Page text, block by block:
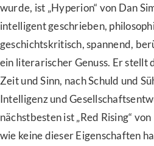
wurde, ist „Hyperion“ von Dan
intelligent geschrieben,
geschichtskritisch, spannend,
ein literarischer Genuss. Er stellt
Zeit und Sinn, nach Schuld und
Intelligenz und
nächstbesten ist „Red Rising“
wie keine dieser Eigenschaften